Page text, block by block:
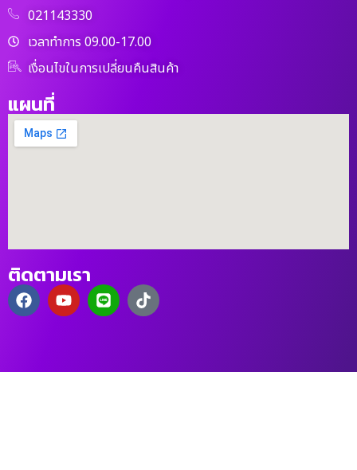
021143330
เวลาทำการ 09.00-17.00
เงื่อนไขในการเปลี่ยนคืนสินค้า
แผนที่
ติดตามเรา